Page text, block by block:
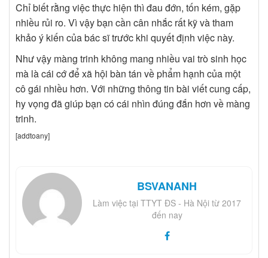
Chỉ biết rằng việc thực hiện thì đau đớn, tốn kém, gặp
nhiều rủi ro. Vì vậy bạn cần cân nhắc rất kỹ và tham
khảo ý kiến của bác sĩ trước khi quyết định việc này.
Như vậy màng trinh không mang nhiều vai trò sinh học
mà là cái cớ để xã hội bàn tán về phẩm hạnh của một
cô gái nhiều hơn. Với những thông tin bài viết cung cấp,
hy vọng đã giúp bạn có cái nhìn đúng đắn hơn về màng
trinh.
[addtoany]
BSVANANH
Làm việc tại TTYT ĐS - Hà Nội từ 2017
đến nay